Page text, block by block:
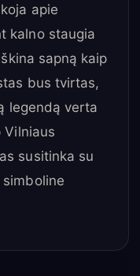
apie
kalno staugia
sapną kaip
bus tvirtas,
legendą verta
Vilniaus
susitinka su